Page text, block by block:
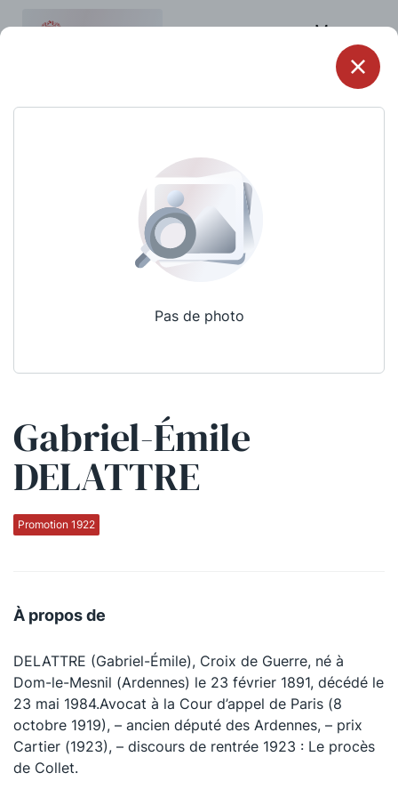
Menu
Pas de photo
Gabriel-Émile
DELATTRE
Promotion 1922
À propos de
DELATTRE (Gabriel-Émile), Croix de Guerre, né à
Dom-le-Mesnil (Ardennes) le 23 février 1891, décédé le
23 mai 1984.Avocat à la Cour d’appel de Paris (8
octobre 1919), – ancien député des Ardennes, – prix
Cartier (1923), – discours de rentrée 1923 : Le procès
de Collet.
Qui sommes-nous ?
La Conférence
La défense pénale
Le Concours de la Conférence
La Conférence Berryer
La Petite Conférence